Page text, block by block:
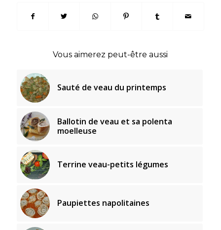
Vous aimerez peut-être aussi
Sauté de veau du printemps
Ballotin de veau et sa polenta
moelleuse
Terrine veau-petits légumes
Paupiettes napolitaines